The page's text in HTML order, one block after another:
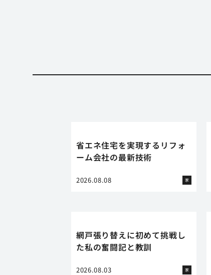
省エネ住宅を実現するリフォ
ーム会社の最新技術
2026.08.08 家
網戸張り替えに初めて挑戦し
た私の奮闘記と教訓
2026.08.03 家